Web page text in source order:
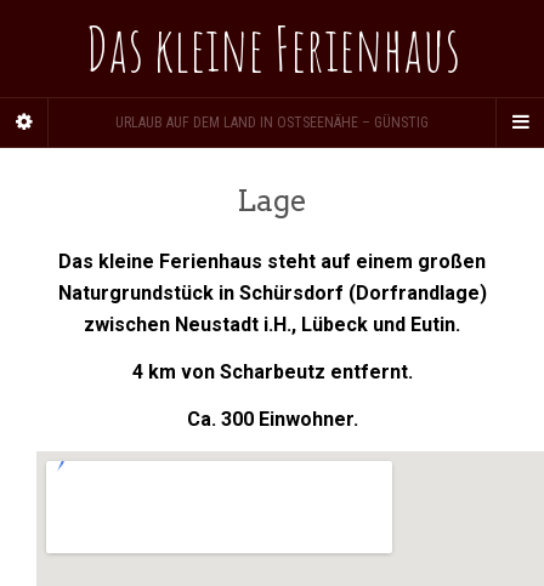
Das kleine Ferienhaus
URLAUB AUF DEM LAND IN OSTSEENÄHE – GÜNSTIG
Lage
Das kleine Ferienhaus steht auf einem großen
Naturgrundstück in Schürsdorf (Dorfrandlage)
zwischen Neustadt i.H., Lübeck und Eutin.
4 km von Scharbeutz entfernt.
Ca. 300 Einwohner.